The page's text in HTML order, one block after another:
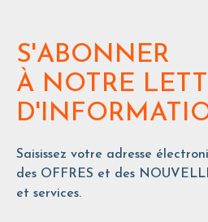
S'ABONNER
À NOTRE
Saisissez votre adresse
des OFFRES et des
et services.